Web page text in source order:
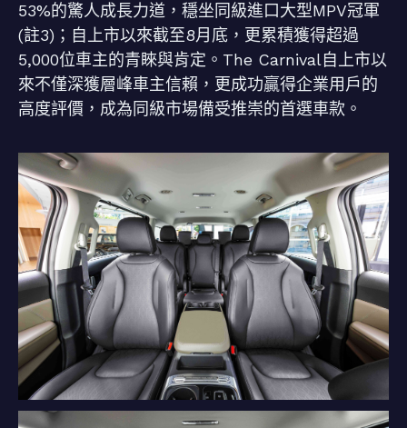
53%的驚人成長力道，穩坐同級進口大型MPV冠軍
(註3)；自上市以來截至8月底，更累積獲得超過
5,000位車主的青睞與肯定。The Carnival自上市以
來不僅深獲層峰車主信賴，更成功贏得企業用戶的
高度評價，成為同級市場備受推崇的首選車款。